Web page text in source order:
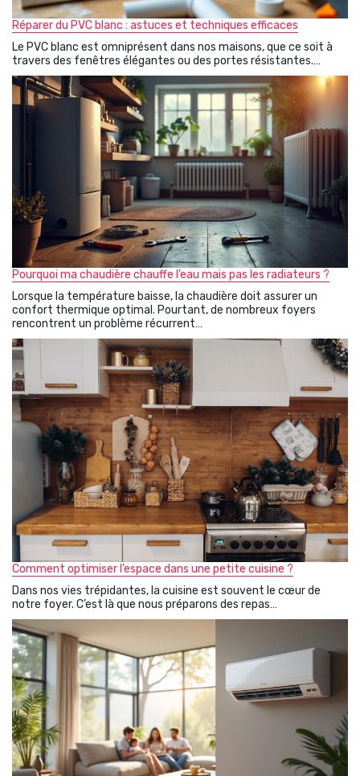
Réparer du PVC blanc : astuces et techniques efficaces
Le PVC blanc est omniprésent dans nos maisons, que ce soit à
travers des fenêtres élégantes ou des portes résistantes.…
Pourquoi ma chaudière chauffe l’eau mais pas les radiateurs ?
Lorsque la température baisse, la chaudière doit assurer un
confort thermique optimal. Pourtant, de nombreux foyers
rencontrent un problème récurrent…
Comment optimiser l’espace dans une petite cuisine ?
Dans nos vies trépidantes, la cuisine est souvent le cœur de
notre foyer. C’est là que nous préparons des repas…